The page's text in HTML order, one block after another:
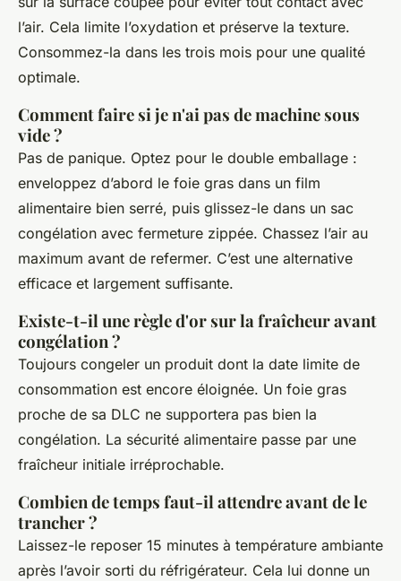
l’air. Cela limite l’oxydation et préserve la texture.
Consommez-la dans les trois mois pour une qualité
optimale.
Comment faire si je n'ai pas de machine sous
vide ?
Pas de panique. Optez pour le double emballage :
enveloppez d’abord le foie gras dans un film
alimentaire bien serré, puis glissez-le dans un sac
congélation avec fermeture zippée. Chassez l’air au
maximum avant de refermer. C’est une alternative
efficace et largement suffisante.
Existe-t-il une règle d'or sur la fraîcheur avant
congélation ?
Toujours congeler un produit dont la date limite de
consommation est encore éloignée. Un foie gras
proche de sa DLC ne supportera pas bien la
congélation. La sécurité alimentaire passe par une
fraîcheur initiale irréprochable.
Combien de temps faut-il attendre avant de le
trancher ?
Laissez-le reposer 15 minutes à température ambiante
après l’avoir sorti du réfrigérateur. Cela lui donne un